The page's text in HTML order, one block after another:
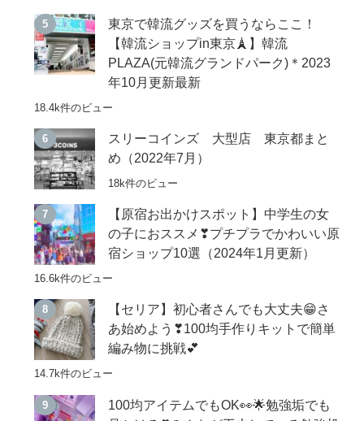
東京で韓流グッズを買うならここ！
【韓流ショップin東京🗼】韓流
PLAZA(元韓流グランドパーク)＊2023
年10月更新最新
18.4k件のビュー
スリーコインズ 大型店 東京都まと
め（2022年7月）
18k件のビュー
【原宿お出かけスポット】中学生の女
の子におススメ❣プチプラでかわいい原
宿ショップ10選（2024年1月更新）
16.6k件のビュー
【セリア】初心者さんでも大丈夫😁さ
あ始めよう❣100均手作りキットで簡単
編み物に挑戦💕
14.7k件のビュー
100均アイテムでもOK👀🌟勉強垢でも